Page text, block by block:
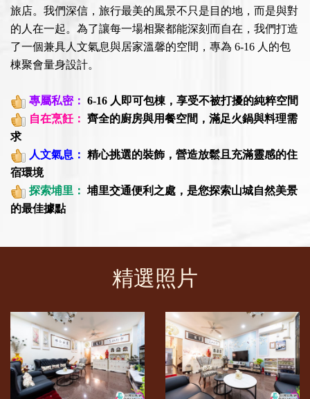
旅店。我們深信，旅行最美的風景不只是目的地，而是與對
的人在一起。為了讓每一場相聚都能深刻而自在，我們打造
了一個兼具人文氣息與居家溫馨的空間，專為 6-16 人的包
棟聚會量身設計。
專屬私密： 6-16 人即可包棟，享受不被打擾的純粹空間
自在烹飪： 齊全的廚房與用餐空間，滿足火鍋與料理需
求
人文氣息： 精心挑選的裝飾，營造放鬆且充滿靈感的住
宿環境
探索埔里： 埔里交通便利之處，是您探索山城自然美景
的最佳據點
精選照片